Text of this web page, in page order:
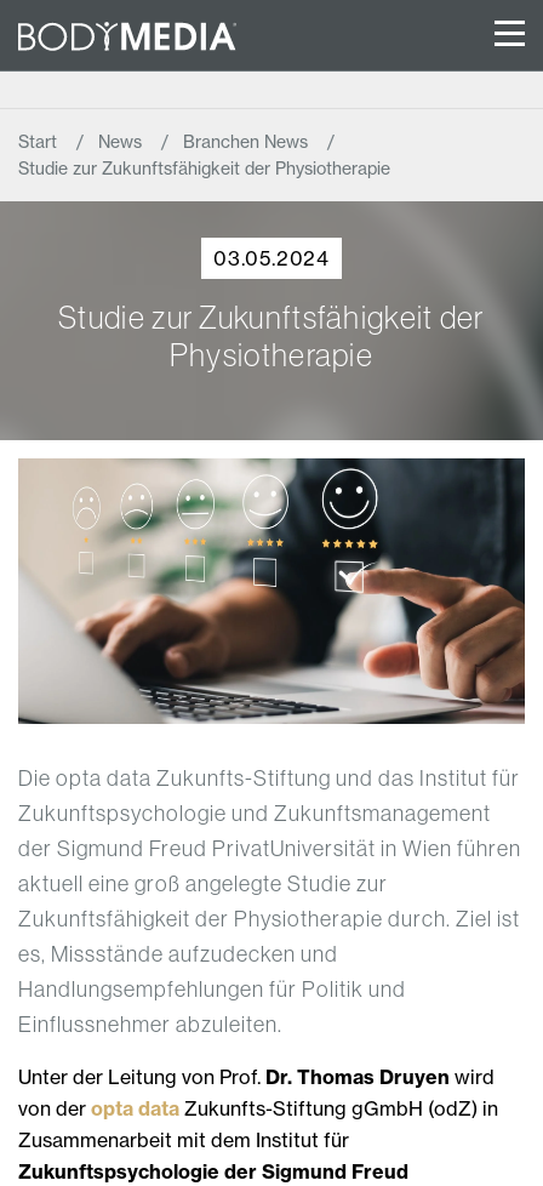
Start News
Branchen News
Studie zur Zukunftsfähigkeit der Physiotherapie
03.05.2024
Studie zur Zukunftsfähigkeit der
Physiotherapie
Die opta data Zukunfts-Stiftung und das Institut für
Zukunftspsychologie und Zukunftsmanagement
der Sigmund Freud PrivatUniversität in Wien führen
aktuell eine groß angelegte Studie zur
Zukunftsfähigkeit der Physiotherapie durch. Ziel ist
es, Missstände aufzudecken und
Handlungsempfehlungen für Politik und
Einflussnehmer abzuleiten.
Unter der Leitung von Prof. Dr. Thomas Druyen wird
von der opta data Zukunfts-Stiftung gGmbH (odZ) in
Zusammenarbeit mit dem Institut für
Zukunftspsychologie der Sigmund Freud